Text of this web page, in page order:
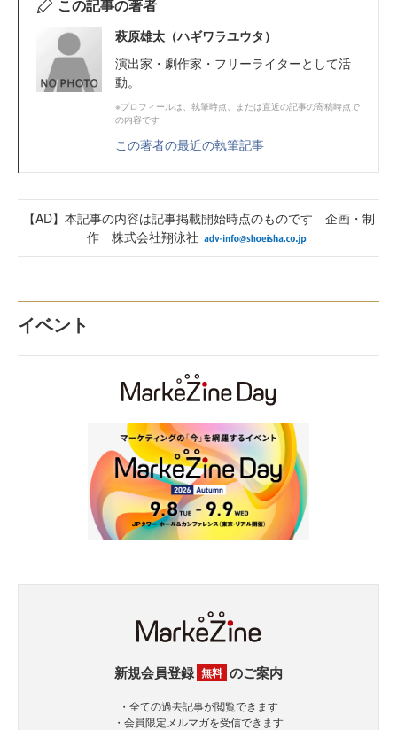
この記事の著者
萩原雄太（ハギワラユウタ）
演出家・劇作家・フリーライターとして活
動。
※プロフィールは、執筆時点、または直近の記事の寄稿時点で
の内容です
この著者の最近の執筆記事
【AD】本記事の内容は記事掲載開始時点のものです 企画・制
作 株式会社翔泳社
イベント
新規会員登録 無料 のご案内
・全ての過去記事が閲覧できます
・会員限定メルマガを受信できます